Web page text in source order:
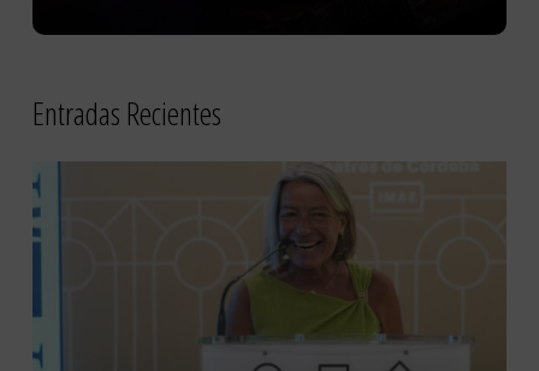
Entradas Recientes